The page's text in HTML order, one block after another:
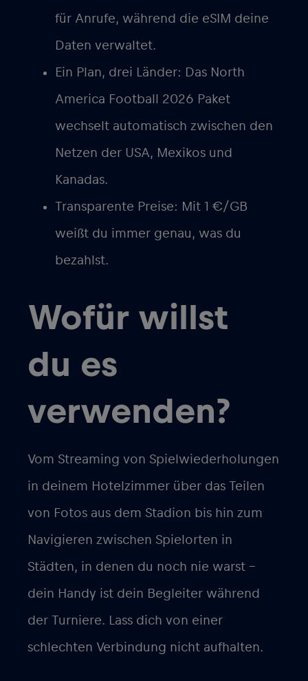
für Anrufe, während die eSIM deine
Daten verwaltet.
Ein Plan, drei Länder: Das North
America Football 2026 Paket
wechselt automatisch zwischen den
Netzen der USA, Mexikos und
Kanadas.
Transparente Preise: Mit 1 €/GB
weißt du immer genau, was du
bezahlst.
Wofür willst
du es
verwenden?
Vom Streaming von Spielwiederholungen
in deinem Hotelzimmer über das Teilen
von Fotos aus dem Stadion bis hin zum
Navigieren zwischen Spielorten in
Städten, in denen du noch nie warst –
dein Handy ist dein Begleiter während
der Turniere. Lass dich von einer
schlechten Verbindung nicht aufhalten.